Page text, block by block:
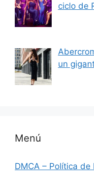
ciclo de
un
Menú
DMCA – Política